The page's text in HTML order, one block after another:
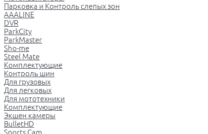
Парковка и Контроль слепых зон
AAALINE
DVR
ParkCity
ParkMaster
Sho-me
Steel Mate
Комплектующие
Контроль шин
Для грузовых
Для легковых
Для мототехники
Комплектующие
Экшен камеры
BulletHD
Sports Cam